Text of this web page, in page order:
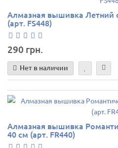
Алмазная вышивка Летний
(арт. FS448)
290 грн.
Нет в наличии
Алмазная вышивка
40 см (арт. FR440)